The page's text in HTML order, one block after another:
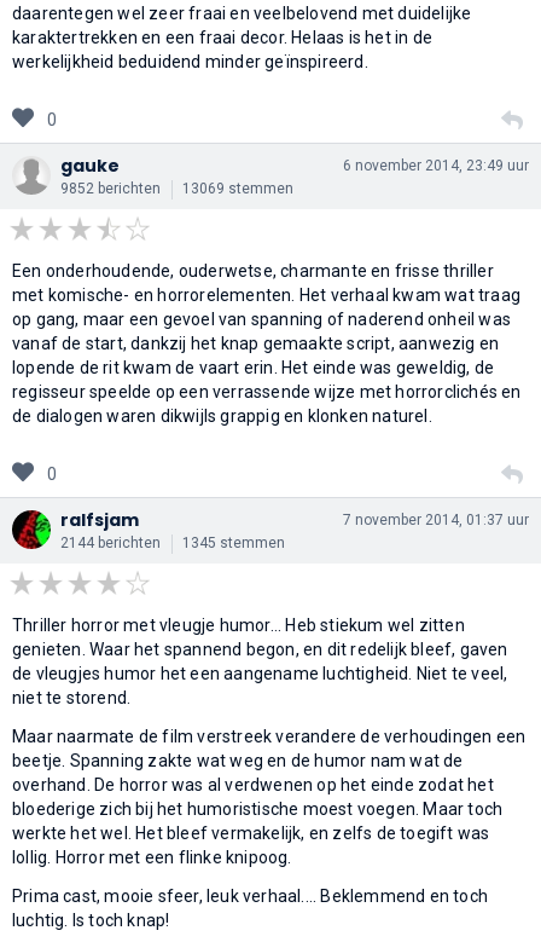
daarentegen wel zeer fraai en veelbelovend met duidelijke
karaktertrekken en een fraai decor. Helaas is het in de
werkelijkheid beduidend minder geïnspireerd.
0
gauke
9852 berichten 13069 stemmen
6 november 2014, 23:49 uur
Een onderhoudende, ouderwetse, charmante en frisse thriller
met komische- en horrorelementen. Het verhaal kwam wat traag
op gang, maar een gevoel van spanning of naderend onheil was
vanaf de start, dankzij het knap gemaakte script, aanwezig en
lopende de rit kwam de vaart erin. Het einde was geweldig, de
regisseur speelde op een verrassende wijze met horrorclichés en
de dialogen waren dikwijls grappig en klonken naturel.
0
ralfsjam
2144 berichten 1345 stemmen
7 november 2014, 01:37 uur
Thriller horror met vleugje humor... Heb stiekum wel zitten
genieten. Waar het spannend begon, en dit redelijk bleef, gaven
de vleugjes humor het een aangename luchtigheid. Niet te veel,
niet te storend.
Maar naarmate de film verstreek verandere de verhoudingen een
beetje. Spanning zakte wat weg en de humor nam wat de
overhand. De horror was al verdwenen op het einde zodat het
bloederige zich bij het humoristische moest voegen. Maar toch
werkte het wel. Het bleef vermakelijk, en zelfs de toegift was
lollig. Horror met een flinke knipoog.
Prima cast, mooie sfeer, leuk verhaal.... Beklemmend en toch
luchtig. Is toch knap!